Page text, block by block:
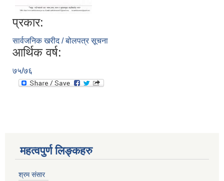
प्रकार:
सार्वजनिक खरीद / बोलपत्र सूचना
आर्थिक वर्ष:
७५/७६
महत्वपुर्ण लिङ्कहरु
श्रम संसार